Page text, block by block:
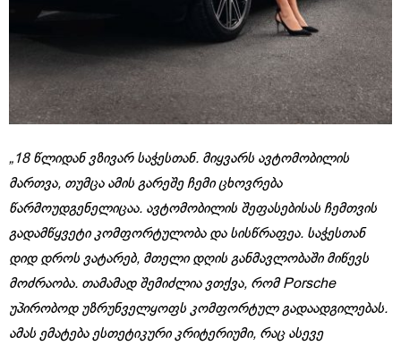
„18 წლიდან ვზივარ საჭესთან. მიყვარს ავტომობილის
მართვა, თუმცა ამის გარეშე ჩემი ცხოვრება
წარმოუდგენელიცაა. ავტომობილის შეფასებისას ჩემთვის
გადამწყვეტი კომფორტულობა და სისწრაფეა. საჭესთან
დიდ დროს ვატარებ, მთელი დღის განმავლობაში მიწევს
მოძრაობა. თამამად შემიძლია ვთქვა, რომ Porsche
უპირობოდ უზრუნველყოფს კომფორტულ გადაადგილებას.
ამას ემატება ესთეტიკური კრიტერიუმი, რაც ასევე